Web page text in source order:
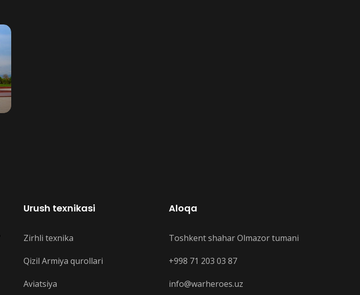
Urush texnikasi
Zirhli texnika
Qizil Armiya qurollari
Aviatsiya
Aloqa
Toshkent shahar Olmazor tumani
+998 71 203 03 87
info@warheroes.uz